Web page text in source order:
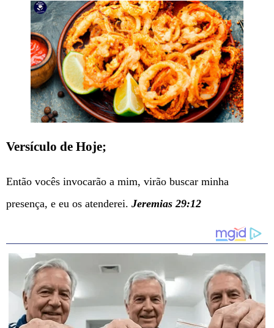
Versículo de Hoje;
Então vocês invocarão a mim, virão buscar minha
presença, e eu os atenderei. Jeremias 29:12